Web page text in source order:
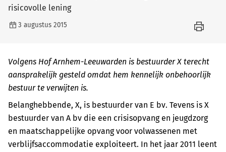
risicovolle lening
3 augustus 2015
Volgens Hof Arnhem-Leeuwarden is bestuurder X terecht
aansprakelijk gesteld omdat hem kennelijk onbehoorlijk
bestuur te verwijten is.
Belanghebbende, X, is bestuurder van E bv. Tevens is X
bestuurder van A bv die een crisisopvang en jeugdzorg
en maatschappelijke opvang voor volwassenen met
verblijfsaccommodatie exploiteert. In het jaar 2011 leent